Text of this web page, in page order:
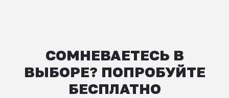
СОМНЕВАЕТЕСЬ В
ВЫБОРЕ? ПОПРОБУЙТЕ
БЕСПЛАТНО